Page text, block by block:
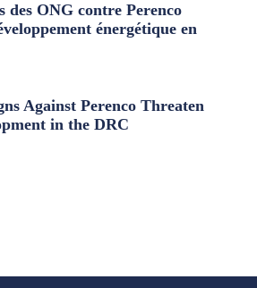
des ONG contre Perenco
énergétique en
Against Perenco Threaten
in the DRC